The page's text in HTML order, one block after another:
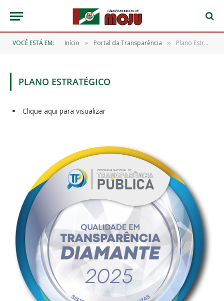
VOCÊ ESTÁ EM: Início » Portal da Transparência » Plano Estratégico
PLANO ESTRATÉGICO
Clique aqui para visualizar